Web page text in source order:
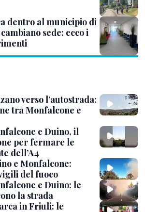
dentro al municipio di
sede: ecco i
verso l’autostrada:
tra Monfalcone e
e Duino, il
per fermare le
dell’A4
e Monfalcone:
del fuoco
e Duino: le
la strada
in Friuli: le